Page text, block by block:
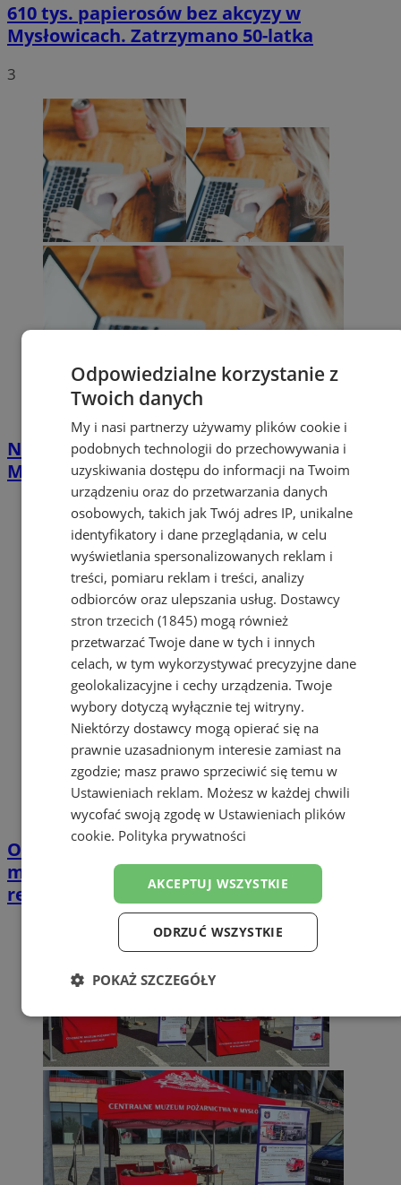
610 tys. papierosów bez akcyzy w
Mysłowicach. Zatrzymano 50-latka
3
Nawet 42 tys. zł na własną firmę w
Mysłowicach. PUP rusza z naborem
Opiekujesz się bliską osobą? Ta ankieta
może wpłynąć na przyszłe wsparcie w
regionie
Odpowiedzialne korzystanie z
Twoich danych
My i nasi partnerzy używamy plików cookie i
podobnych technologii do przechowywania i
uzyskiwania dostępu do informacji na Twoim
urządzeniu oraz do przetwarzania danych
osobowych, takich jak Twój adres IP, unikalne
identyfikatory i dane przeglądania, w celu
wyświetlania spersonalizowanych reklam i
treści, pomiaru reklam i treści, analizy
odbiorców oraz ulepszania usług. Dostawcy
stron trzecich (1845) mogą również
przetwarzać Twoje dane w tych i innych
celach, w tym wykorzystywać precyzyjne dane
geolokalizacyjne i cechy urządzenia. Twoje
wybory dotyczą wyłącznie tej witryny.
Niektórzy dostawcy mogą opierać się na
prawnie uzasadnionym interesie zamiast na
zgodzie; masz prawo sprzeciwić się temu w
Ustawieniach reklam. Możesz w każdej chwili
wycofać swoją zgodę w Ustawieniach plików
cookie. Polityka prywatności
AKCEPTUJ WSZYSTKIE
ODRZUĆ WSZYSTKIE
POKAŻ SZCZEGÓŁY
Niezbędne Wydajność Targetowanie
Funkcjonalność Niesklasyfikowane